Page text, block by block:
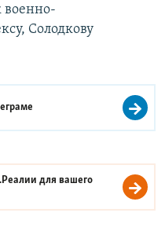
военно-
Солодкову
для вашего